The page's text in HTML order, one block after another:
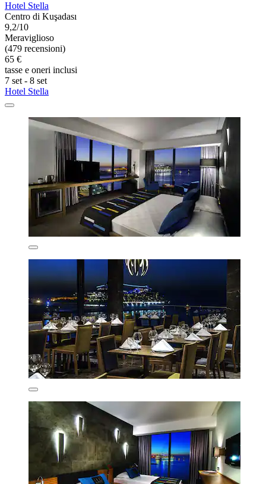
Hotel Stella
Centro di Kuşadası
9,2/10
Meraviglioso
(479 recensioni)
65 €
tasse e oneri inclusi
7 set - 8 set
Hotel Stella